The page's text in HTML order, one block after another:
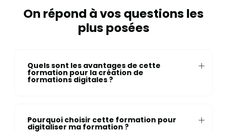
On répond à vos questions les
plus posées
Quels sont les avantages de cette
formation pour la création de
formations digitales ?
Pourquoi choisir cette formation pour
digitaliser ma formation ?